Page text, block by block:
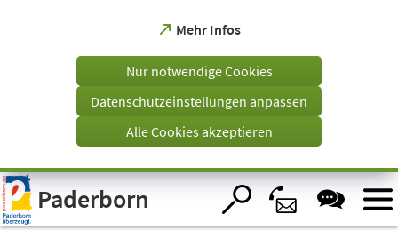
Visuelle
Assistenzsoftware
öffnen.
Mehr Infos
(Öffnet
einem
Tab)
Nur notwendige Cookies
Datenschutzeinstellungen anpassen
Alle Cookies akzeptieren
Paderborn